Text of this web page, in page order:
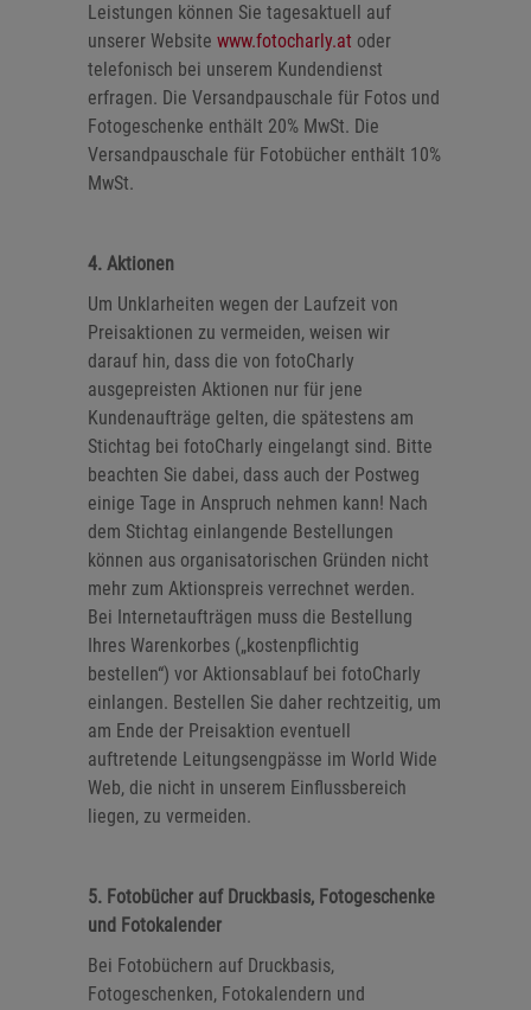
Leistungen können Sie tagesaktuell auf
unserer Website www.fotocharly.at oder
telefonisch bei unserem Kundendienst
erfragen. Die Versandpauschale für Fotos und
Fotogeschenke enthält 20% MwSt. Die
Versandpauschale für Fotobücher enthält 10%
MwSt.
4. Aktionen
Um Unklarheiten wegen der Laufzeit von
Preisaktionen zu vermeiden, weisen wir
darauf hin, dass die von fotoCharly
ausgepreisten Aktionen nur für jene
Kundenaufträge gelten, die spätestens am
Stichtag bei fotoCharly eingelangt sind. Bitte
beachten Sie dabei, dass auch der Postweg
einige Tage in Anspruch nehmen kann! Nach
dem Stichtag einlangende Bestellungen
können aus organisatorischen Gründen nicht
mehr zum Aktionspreis verrechnet werden.
Bei Internetaufträgen muss die Bestellung
Ihres Warenkorbes („kostenpflichtig
bestellen“) vor Aktionsablauf bei fotoCharly
einlangen. Bestellen Sie daher rechtzeitig, um
am Ende der Preisaktion eventuell
auftretende Leitungsengpässe im World Wide
Web, die nicht in unserem Einflussbereich
liegen, zu vermeiden.
5. Fotobücher auf Druckbasis, Fotogeschenke
und Fotokalender
Bei Fotobüchern auf Druckbasis,
Fotogeschenken, Fotokalendern und